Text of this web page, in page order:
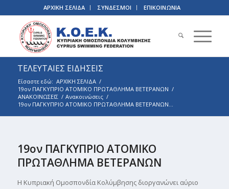
ΑΡΧΙΚΗ ΣΕΛΙΔΑ ΣΥΝΔΕΣΜΟΙ ΕΠΙΚΟΙΝΩΝΙΑ
ΤΕΛΕΥΤΑΙΕΣ ΕΙΔΗΣΕΙΣ
Είσαστε εδώ: ΑΡΧΙΚΗ ΣΕΛΙΔΑ /
19ον ΠΑΓΚΥΠΡΙΟ ΑΤΟΜΙΚΟ ΠΡΩΤΑΘΛΗΜΑ ΒΕΤΕΡΑΝΩΝ /
ΑΝΑΚΟΙΝΩΣΕΙΣ / Ανακοινώσεις /
19ον ΠΑΓΚΥΠΡΙΟ ΑΤΟΜΙΚΟ ΠΡΩΤΑΘΛΗΜΑ ΒΕΤΕΡΑΝΩΝ...
19ον ΠΑΓΚΥΠΡΙΟ ΑΤΟΜΙΚΟ
ΠΡΩΤΑΘΛΗΜΑ ΒΕΤΕΡΑΝΩΝ
Η Κυπριακή Ομοσπονδία Κολύμβησης διοργανώνει αύριο